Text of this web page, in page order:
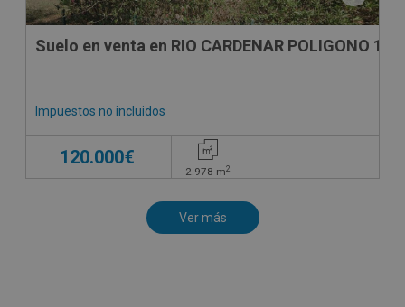
Suelo en venta en RIO CARDENAR POLIGONO 16,
Impuestos no incluidos
120.000€
2.978 m2